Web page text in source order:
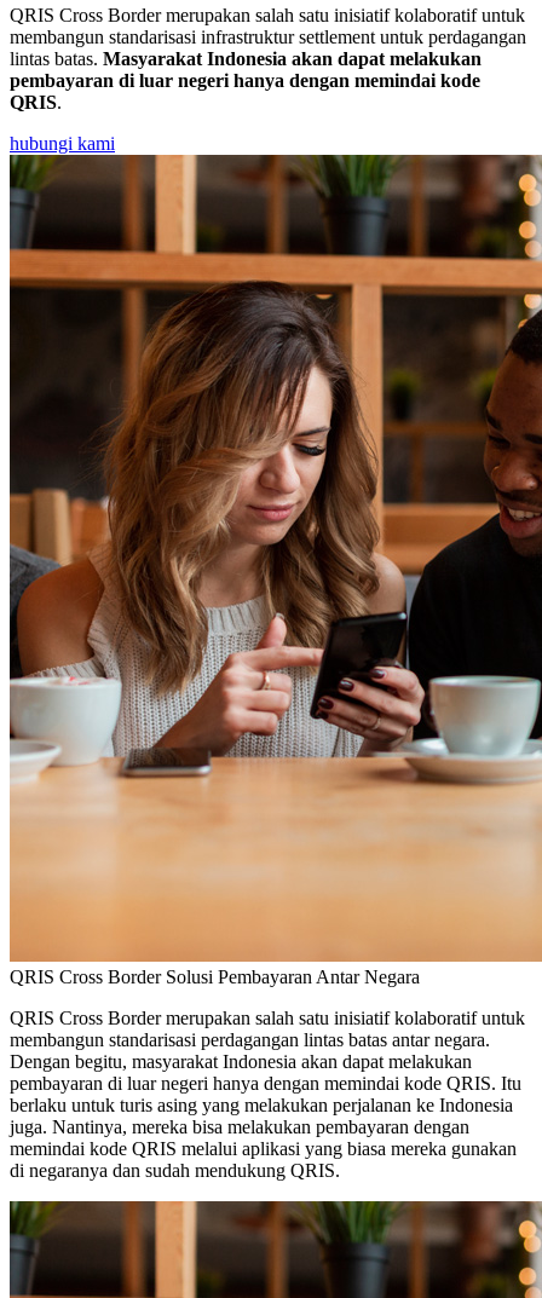
QRIS Cross Border merupakan salah satu inisiatif kolaboratif untuk
membangun standarisasi infrastruktur settlement untuk perdagangan
lintas batas. Masyarakat Indonesia akan dapat melakukan
pembayaran di luar negeri hanya dengan memindai kode
QRIS.
hubungi kami
QRIS Cross Border Solusi Pembayaran Antar Negara
QRIS Cross Border merupakan salah satu inisiatif kolaboratif untuk
membangun standarisasi perdagangan lintas batas antar negara.
Dengan begitu, masyarakat Indonesia akan dapat melakukan
pembayaran di luar negeri hanya dengan memindai kode QRIS. Itu
berlaku untuk turis asing yang melakukan perjalanan ke Indonesia
juga. Nantinya, mereka bisa melakukan pembayaran dengan
memindai kode QRIS melalui aplikasi yang biasa mereka gunakan
di negaranya dan sudah mendukung QRIS.